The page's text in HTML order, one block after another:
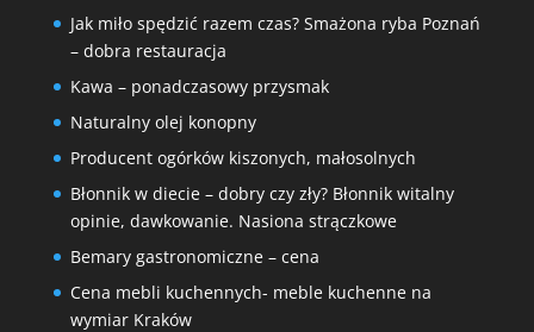
Jak miło spędzić razem czas? Smażona ryba Poznań
– dobra restauracja
Kawa – ponadczasowy przysmak
Naturalny olej konopny
Producent ogórków kiszonych, małosolnych
Błonnik w diecie – dobry czy zły? Błonnik witalny
opinie, dawkowanie. Nasiona strączkowe
Bemary gastronomiczne – cena
Cena mebli kuchennych- meble kuchenne na
wymiar Kraków